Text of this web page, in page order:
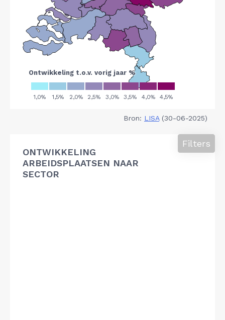
Bron: LISA(30-06-2025)
ONTWIKKELING
ARBEIDSPLAATSEN NAAR
SECTOR
Filters